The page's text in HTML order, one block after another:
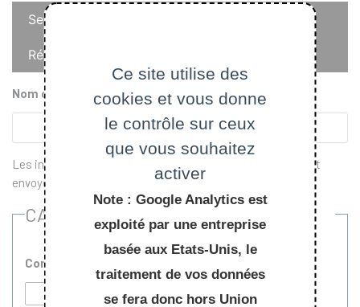
Onglets
principaux
Se connecter
Réinitialiser votre mot de passe
Nom d'utilisateur ou adresse courriel
Les instructions de réinitialisation du mot de passe seront
envoyées à votre adresse de courriel enregistrée.
CAPTCHA
Complétez le nom de l'établissement "Ecole ..."
Ce site utilise des
cookies et vous donne
le contrôle sur ceux
que vous souhaitez
activer
Note : Google Analytics est
exploité par une entreprise
basée aux Etats-Unis, le
traitement de vos données
se fera donc hors Union